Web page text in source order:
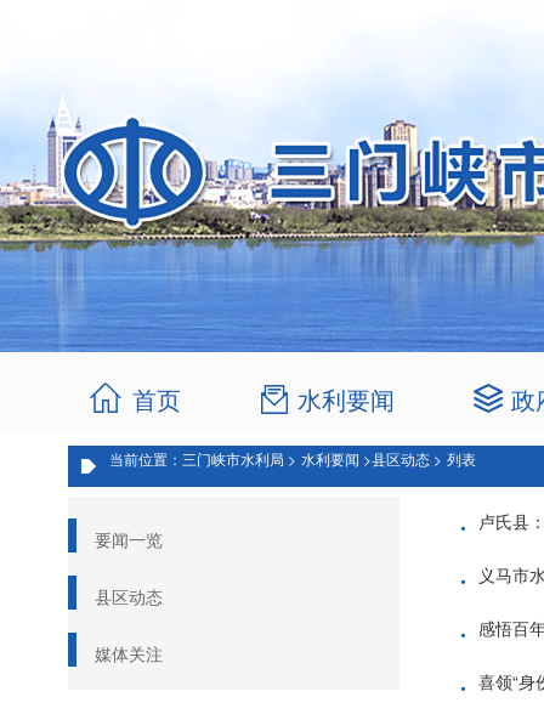
首页 水利要闻 政
当前位置：三门峡市水利局 > 水利要闻 >县区动态 > 列表
要闻一览
县区动态
媒体关注
· 卢氏县
· 义马市
·
· 喜领“身